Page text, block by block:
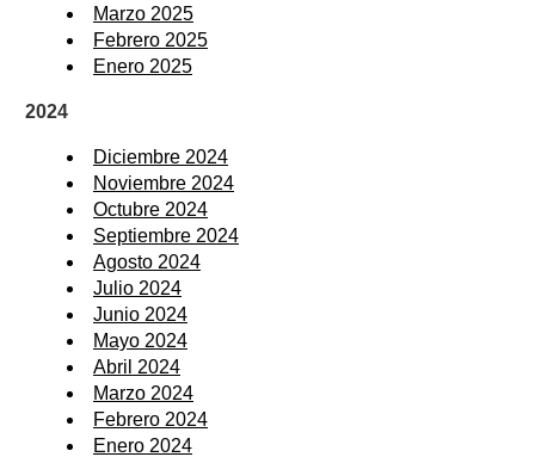
Marzo 2025
Febrero 2025
Enero 2025
2024
Diciembre 2024
Noviembre 2024
Octubre 2024
Septiembre 2024
Agosto 2024
Julio 2024
Junio 2024
Mayo 2024
Abril 2024
Marzo 2024
Febrero 2024
Enero 2024